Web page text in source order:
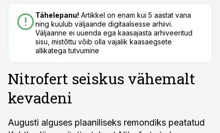
Tähelepanu! Artikkel on enam kui 5 aastat vana
ning kuulub väljaande digitaalsesse arhiivi.
Väljaanne ei uuenda ega kaasajasta arhiveeritud
sisu, mistõttu võib olla vajalik kaasaegsete
allikatega tutvumine
Nitrofert seiskus vähemalt
kevadeni
Augusti alguses plaaniliseks remondiks peatatud